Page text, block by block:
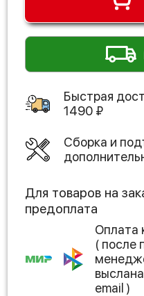
Быстрая
1490 ₽
Сборка и
Для товаров на
предоплата
Оплата
( после
email )